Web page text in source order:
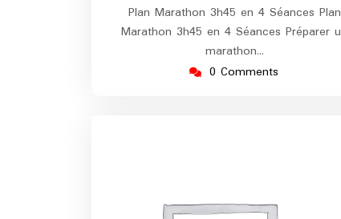
Plan Marathon 3h45 en 4 Séances Plan
Marathon 3h45 en 4 Séances Préparer
marathon…
0 Comments